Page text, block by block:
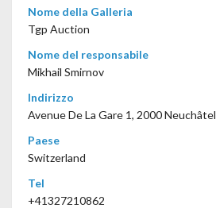
Nome della Galleria
Tgp Auction
Nome del responsabile
Mikhail Smirnov
Indirizzo
Avenue De La Gare 1, 2000 Neuchâtel
Paese
Switzerland
Tel
+41327210862